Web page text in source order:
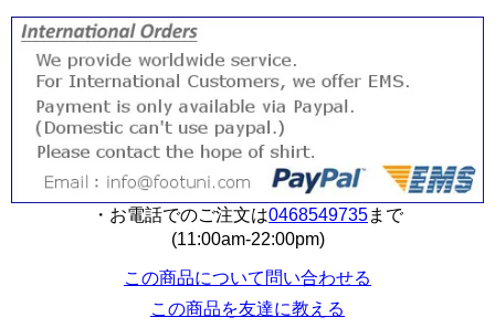
・お電話でのご注文は0468549735まで
(11:00am-22:00pm)
この商品について問い合わせる
この商品を友達に教える